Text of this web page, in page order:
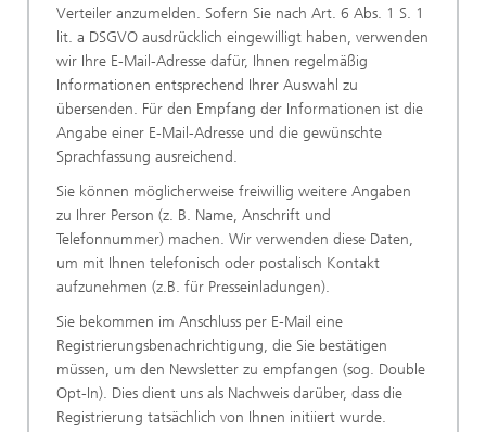
Verteiler anzumelden. Sofern Sie nach Art. 6 Abs. 1 S. 1
lit. a DSGVO ausdrücklich eingewilligt haben, verwenden
wir Ihre E-Mail-Adresse dafür, Ihnen regelmäßig
Informationen entsprechend Ihrer Auswahl zu
übersenden. Für den Empfang der Informationen ist die
Angabe einer E-Mail-Adresse und die gewünschte
Sprachfassung ausreichend.
Sie können möglicherweise freiwillig weitere Angaben
zu Ihrer Person (z. B. Name, Anschrift und
Telefonnummer) machen. Wir verwenden diese Daten,
um mit Ihnen telefonisch oder postalisch Kontakt
aufzunehmen (z.B. für Presseinladungen).
Sie bekommen im Anschluss per E-Mail eine
Registrierungsbenachrichtigung, die Sie bestätigen
müssen, um den Newsletter zu empfangen (sog. Double
Opt-In). Dies dient uns als Nachweis darüber, dass die
Registrierung tatsächlich von Ihnen initiiert wurde.